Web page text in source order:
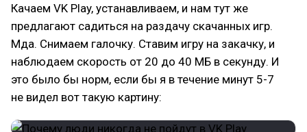
Качаем VK Play, устанавливаем, и нам тут же
предлагают садиться на раздачу скачанных игр.
Мда. Снимаем галочку. Ставим игру на закачку, и
наблюдаем скорость от 20 до 40 МБ в секунду. И
это было бы норм, если бы я в течение минут 5-7
не видел вот такую картину: